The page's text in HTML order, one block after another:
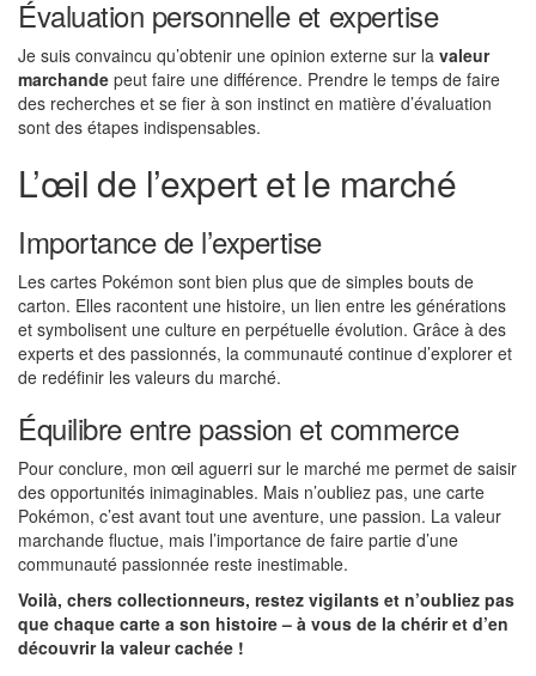
Évaluation personnelle et expertise
Je suis convaincu qu’obtenir une opinion externe sur la valeur
marchande peut faire une différence. Prendre le temps de faire
des recherches et se fier à son instinct en matière d’évaluation
sont des étapes indispensables.
L’œil de l’expert et le marché
Importance de l’expertise
Les cartes Pokémon sont bien plus que de simples bouts de
carton. Elles racontent une histoire, un lien entre les générations
et symbolisent une culture en perpétuelle évolution. Grâce à des
experts et des passionnés, la communauté continue d’explorer et
de redéfinir les valeurs du marché.
Équilibre entre passion et commerce
Pour conclure, mon œil aguerri sur le marché me permet de saisir
des opportunités inimaginables. Mais n’oubliez pas, une carte
Pokémon, c’est avant tout une aventure, une passion. La valeur
marchande fluctue, mais l’importance de faire partie d’une
communauté passionnée reste inestimable.
Voilà, chers collectionneurs, restez vigilants et n’oubliez pas
que chaque carte a son histoire – à vous de la chérir et d’en
découvrir la valeur cachée !